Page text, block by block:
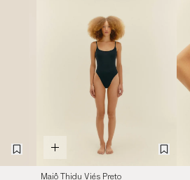
Maiô Thidu Viés Preto